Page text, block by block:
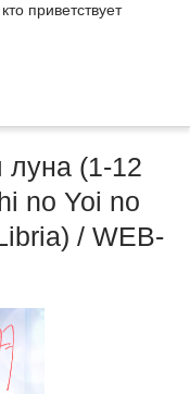
приветствует
луна (1-12
no Yoi no
/ WEB-